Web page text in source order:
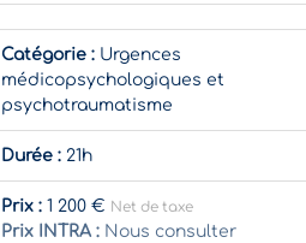
Catégorie : Urgences
médicopsychologiques et
psychotraumatisme
Durée : 21h
Prix : 1 200 € Net de taxe
Prix INTRA : Nous consulter